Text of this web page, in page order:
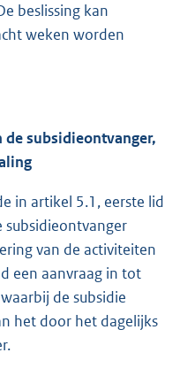
beslissing kan
weken worden
subsidieontvanger,
in artikel 5.1, eerste lid
van de activiteiten
een aanvraag in tot
de subsidie
het door het dagelijks